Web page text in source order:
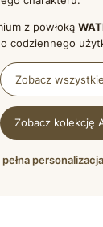
z powłoką
codziennego
Zobacz
Zobacz kolekcję